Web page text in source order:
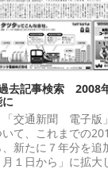
去記事検索 2008
交通新聞 電子版
て、これまでの
、新たに７年分を追
月１日から」に拡大